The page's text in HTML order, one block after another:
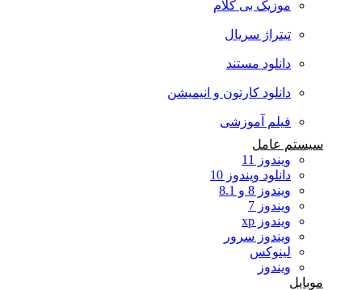
موزیک بی کلام
تیتراژ سریال
دانلود مستند
دانلود کارتون و انیمیشن
فیلم آموزشی
سیستم عامل
ویندوز 11
دانلود ویندوز 10
ویندوز 8 و 8.1
ویندوز 7
ویندوز xp
ویندوز سرور
لینوکس
ویندوز
موبایل